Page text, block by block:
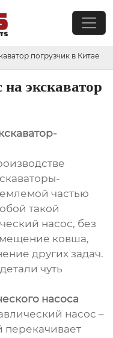
погрузчик в Китае
экскаватор
частью
такой
насос, без
ковша,
других задач.
чуть
насоса
насос –